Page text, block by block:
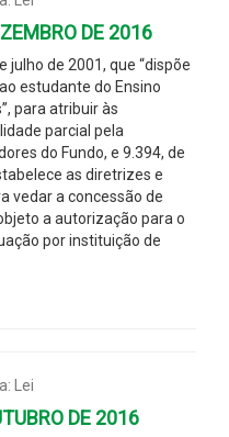
DE 2016
julho de 2001, que “dispõe
estudante do Ensino
para atribuir às
parcial pela
do Fundo, e 9.394, de
as diretrizes e
vedar a concessão de
a autorização para o
por instituição de
Lei
DE 2016